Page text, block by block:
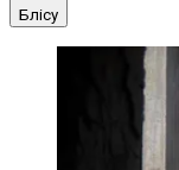
Бөлісу